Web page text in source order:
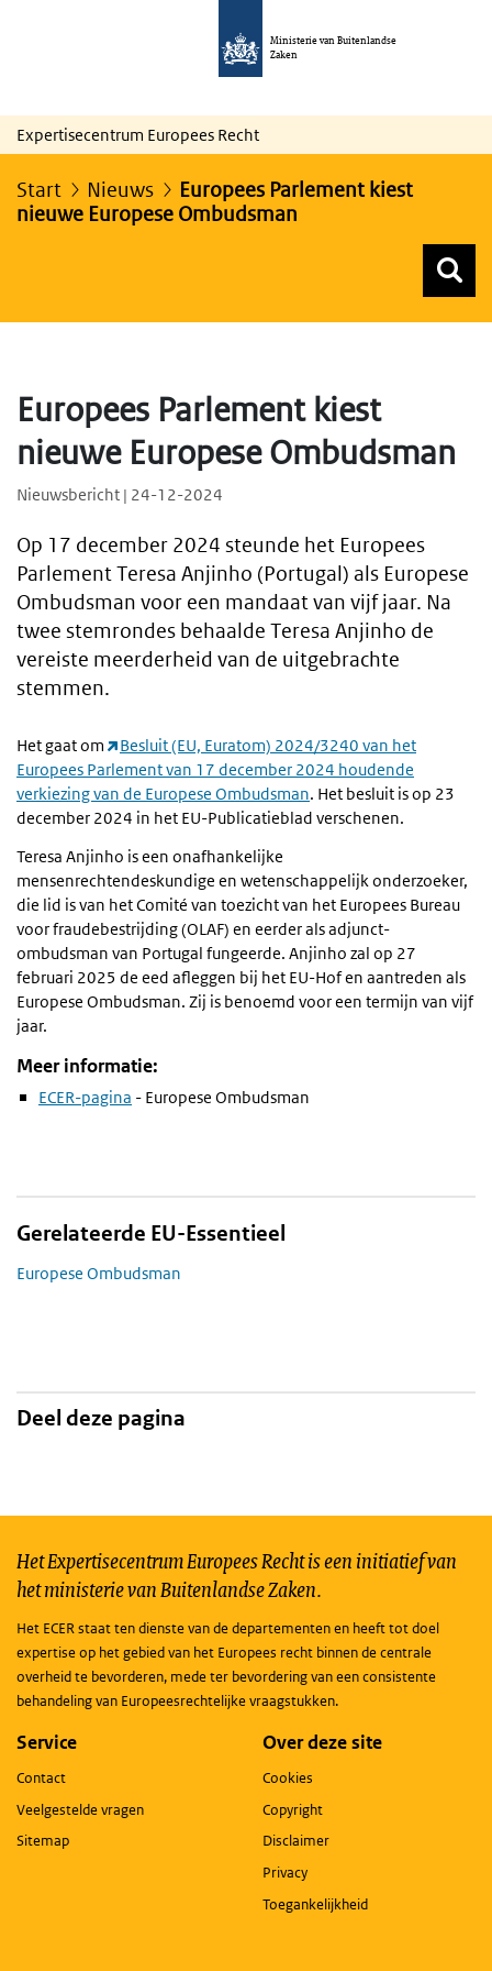
Ministerie van Buitenlandse
Zaken
Expertisecentrum Europees Recht
Start Nieuws
Europees Parlement kiest
nieuwe Europese Ombudsman
Europees Parlement kiest
nieuwe Europese Ombudsman
Nieuwsbericht | 24-12-2024
Op 17 december 2024 steunde het Europees
Parlement Teresa Anjinho (Portugal) als Europese
Ombudsman voor een mandaat van vijf jaar. Na
twee stemrondes behaalde Teresa Anjinho de
vereiste meerderheid van de uitgebrachte
stemmen.
Het gaat om
Besluit (EU, Euratom) 2024/3240 van het
Europees Parlement van 17 december 2024 houdende
verkiezing van de Europese Ombudsman. Het besluit is op 23
december 2024 in het EU-Publicatieblad verschenen.
Teresa Anjinho is een onafhankelijke
mensenrechtendeskundige en wetenschappelijk onderzoeker,
die lid is van het Comité van toezicht van het Europees Bureau
voor fraudebestrijding (OLAF) en eerder als adjunct-
ombudsman van Portugal fungeerde. Anjinho zal op 27
februari 2025 de eed afleggen bij het EU-Hof en aantreden als
Europese Ombudsman. Zij is benoemd voor een termijn van vijf
jaar.
Meer informatie:
ECER-pagina - Europese Ombudsman
Gerelateerde EU-Essentieel
Europese Ombudsman
Deel deze pagina
Het Expertisecentrum Europees Recht is een initiatief van
het ministerie van Buitenlandse Zaken.
Het ECER staat ten dienste van de departementen en heeft tot doel
expertise op het gebied van het Europees recht binnen de centrale
overheid te bevorderen, mede ter bevordering van een consistente
behandeling van Europeesrechtelijke vraagstukken.
Service
Contact
Veelgestelde vragen
Sitemap
Over deze site
Cookies
Copyright
Disclaimer
Privacy
Toegankelijkheid